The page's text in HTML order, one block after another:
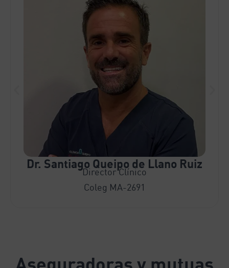
Dr. Santiago Queipo de Llano Ruiz
Director Clínico
Coleg MA-2691